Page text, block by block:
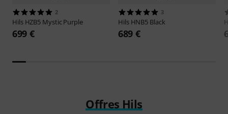
2
Hils HZB5 Mystic Purple
699 €
3
Hils HNB5 Black
689 €
Offres Hils